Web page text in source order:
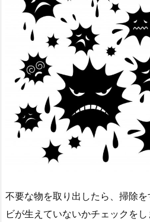
不要な物を取り出したら、掃除
ビが生えていないかチェックを